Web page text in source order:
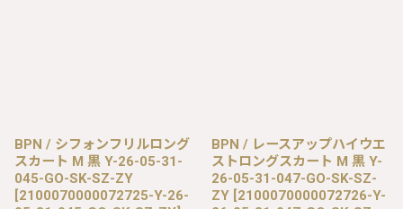
BPN / シフォンフリルロング
スカート M 黒 Y-26-05-31-
045-GO-SK-SZ-ZY
[2100070000072725-Y-26-
BPN / レースアップハイウエ
ストロングスカート M 黒 Y-
26-05-31-047-GO-SK-SZ-
ZY [2100070000072726-Y-